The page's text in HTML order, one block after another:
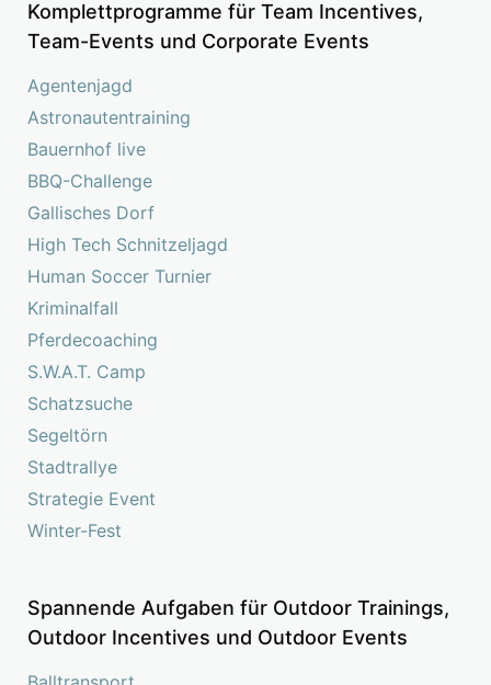
Komplettprogramme für Team Incentives,
Team-Events und Corporate Events
Agentenjagd
Astronautentraining
Bauernhof live
BBQ-Challenge
Gallisches Dorf
High Tech Schnitzeljagd
Human Soccer Turnier
Kriminalfall
Pferdecoaching
S.W.A.T. Camp
Schatzsuche
Segeltörn
Stadtrallye
Strategie Event
Winter-Fest
Spannende Aufgaben für Outdoor Trainings,
Outdoor Incentives und Outdoor Events